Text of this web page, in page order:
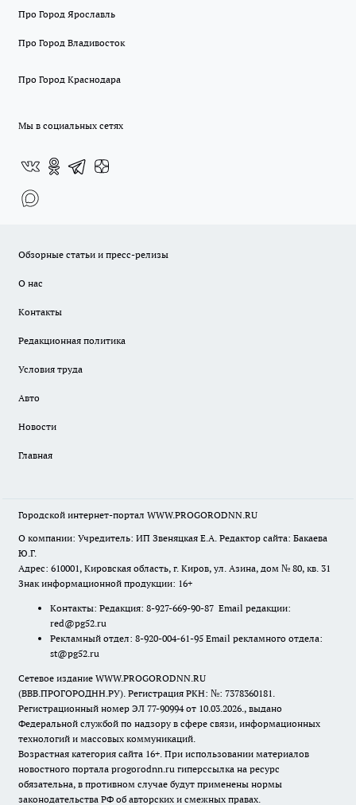
Про Город Ярославль
Про Город Владивосток
Про Город Краснодара
Мы в социальных сетях
Обзорные статьи и пресс-релизы
О нас
Контакты
Редакционная политика
Условия труда
Авто
Новости
Главная
Городской интернет-портал WWW.PROGORODNN.RU
О компании: Учредитель: ИП Звеняцкая Е.А. Редактор сайта: Бакаева
Ю.Г.
Адрес: 610001, Кировская область, г. Киров, ул. Азина, дом № 80, кв. 31
Знак информационной продукции: 16+
Контакты: Редакция: 8-927-669-90-87 Email редакции:
red@pg52.ru
Рекламный отдел: 8-920-004-61-95 Email рекламного отдела:
st@pg52.ru
Сетевое издание WWW.PROGORODNN.RU
(ВВВ.ПРОГОРОДНН.РУ). Регистрация РКН: №: 7378360181.
Регистрационный номер ЭЛ 77-90994 от 10.03.2026., выдано
Федеральной службой по надзору в сфере связи, информационных
технологий и массовых коммуникаций.
Возрастная категория сайта 16+. При использовании материалов
новостного портала progorodnn.ru гиперссылка на ресурс
обязательна, в противном случае будут применены нормы
законодательства РФ об авторских и смежных правах.